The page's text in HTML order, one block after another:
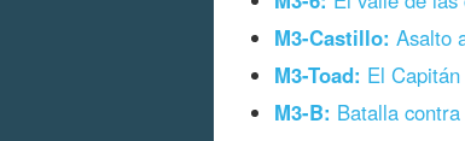
M3-Castillo: Asalto
M3-Toad: El
M3-B: Batalla